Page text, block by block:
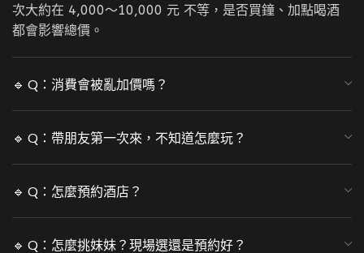
次大約在 4,000～10,000 元 不等，是否買鐘、加點喝酒
都會影響總價。
🔹 Q：消費會被亂加價嗎？
🔹 Q：帶朋友第一次來，不知道怎麼玩？
🔹 Q：怎麼預約酒店？
🔹 Q：怎麼挑妹妹？現場選還是預約好？